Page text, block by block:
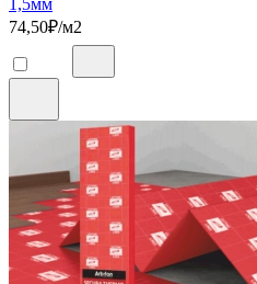
1,5мм
74,50₽/м2